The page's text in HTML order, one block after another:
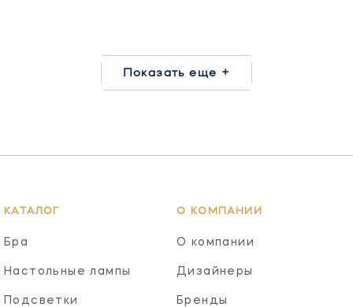
Показать еще +
КАТАЛОГ
Бра
Настольные лампы
Подсветки
О КОМПАНИИ
О компании
Дизайнеры
Бренды